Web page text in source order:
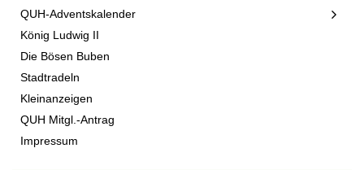
QUH-Adventskalender
König Ludwig II
Die Bösen Buben
Stadtradeln
Kleinanzeigen
QUH Mitgl.-Antrag
Impressum